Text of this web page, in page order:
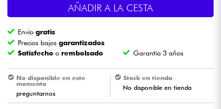
Vientos
Violines y cuarteto
Niños
AÑADIR A LA CESTA
Envíogratis
Precios bajosgarantizados
Satisfecho o rembolsado Garantía 3 años
No disponible en este
momento
preguntarnos
Stock en tienda
No disponible en tienda